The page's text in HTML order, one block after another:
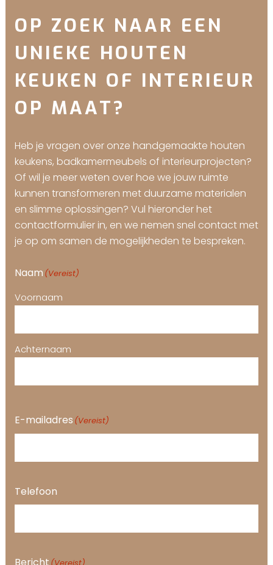
OP ZOEK NAAR EEN
UNIEKE HOUTEN
KEUKEN OF INTERIEUR
OP MAAT?
Heb je vragen over onze handgemaakte houten
keukens, badkamermeubels of interieurprojecten?
Of wil je meer weten over hoe we jouw ruimte
kunnen transformeren met duurzame materialen
en slimme oplossingen? Vul hieronder het
contactformulier in, en we nemen snel contact met
je op om samen de mogelijkheden te bespreken.
Naam (Vereist)
Voornaam
Achternaam
E-mailadres (Vereist)
Telefoon
Bericht (Vereist)